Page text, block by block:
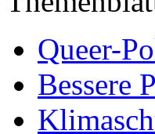
Queer-
Bessere